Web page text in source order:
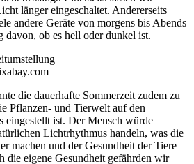
länger eingeschaltet. Andererseits
andere Geräte von morgens bis Abends
davon, ob es hell oder dunkel ist.
die dauerhafte Sommerzeit zudem zu
Pflanzen- und Tierwelt auf den
eingestellt ist. Der Mensch würde
Lichtrhythmus handeln, was die
machen und der Gesundheit der Tiere
die eigene Gesundheit gefährden wir